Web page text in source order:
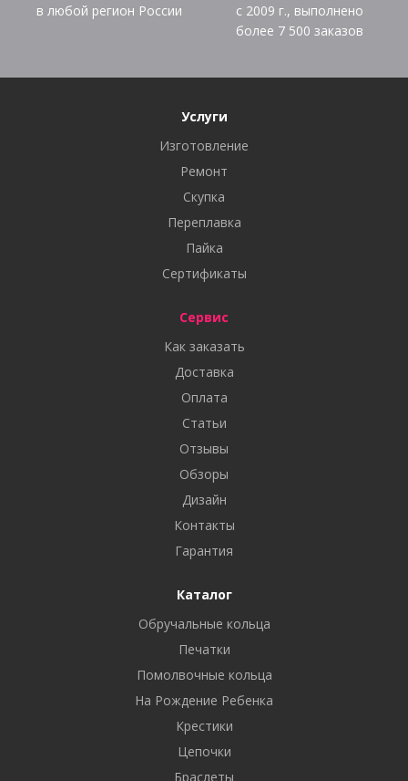
в любой регион России
с 2009 г., выполнено
более 7 500 заказов
Услуги
Изготовление
Ремонт
Скупка
Переплавка
Пайка
Сертификаты
Сервис
Как заказать
Доставка
Оплата
Статьи
Отзывы
Обзоры
Дизайн
Контакты
Гарантия
Каталог
Обручальные кольца
Печатки
Помолвочные кольца
На Рождение Ребенка
Крестики
Цепочки
Браслеты